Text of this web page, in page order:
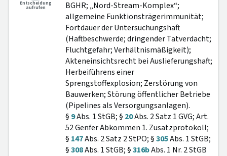
Entscheidung
aufrufen
BGHR; „Nord-Stream-Komplex“;
allgemeine Funktionsträgerimmunität;
Fortdauer der Untersuchungshaft
(Haftbeschwerde; dringender Tatverdacht;
Fluchtgefahr; Verhältnismäßigkeit);
Akteneinsichtsrecht bei Auslieferungshaft;
Herbeiführens einer
Sprengstoffexplosion; Zerstörung von
Bauwerken; Störung öffentlicher Betriebe
(Pipelines als Versorgungsanlagen).
§ 9Abs. 1 StGB; § 20Abs. 2 Satz 1 GVG; Art.
52 Genfer Abkommen 1. Zusatzprotokoll;
§ 147Abs. 2 Satz 2 StPO; §305Abs. 1 StGB;
§308Abs. 1 StGB; §316bAbs. 1 Nr. 2 StGB